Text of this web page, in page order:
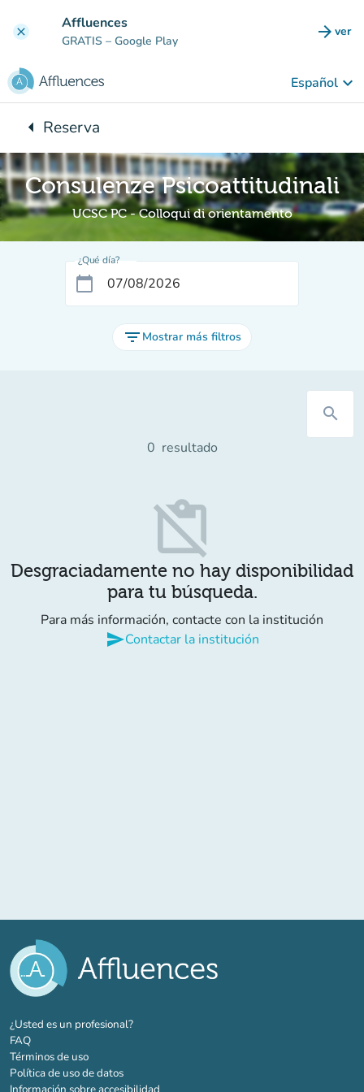
clear Affluences
GRATIS – Google Play arrow_forward ver
Español keyboard_arrow_down
arrow_leftVuelta:
Reserva
Consulenze Psicoattitudinali
UCSC PC - Colloqui di orientamento
¿Qué día?
calendar_today
filter_list Mostrar más filtros
search
0 resultado
content_paste_off
Desgraciadamente no hay disponibilidad
para tu búsqueda.
Para más información, contacte con la institución
sendContactar la institución
¿Usted es un profesional?(nueva pestaña)
FAQ
Términos de uso
Política de uso de datos